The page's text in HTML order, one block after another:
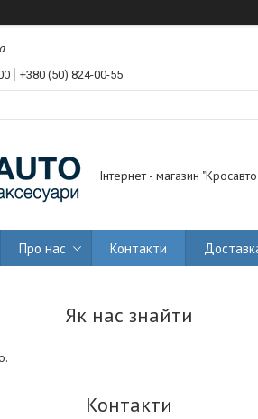
+380 (50) 824-00-55
Інтернет - магазин
Про нас Контакти
Як нас знайти
Контакти